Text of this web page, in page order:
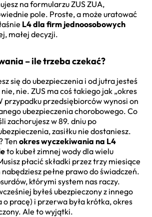
na formularzu ZUS ZUA,
pole. Proste, a może uratować
L4 dla firm jednoosobowych
małej decyzji.
– ile trzeba czekać?
się do ubezpieczenia i od jutra jesteś
nie. ZUS ma coś takiego jak „okres
przypadku przedsiębiorców wynosi on
ubezpieczenia chorobowego. Co
zachorujesz w 89. dniu po
zasiłku nie dostaniesz.
Ten okres wyczekiwania na L4
to kubeł zimnej wody dla wielu
płacić składki przez trzy miesiące
nabędziesz pełne prawo do świadczeń.
którymi system nas raczy.
byłeś ubezpieczony z innego
o pracę) i przerwa była krótka, okres
Ale to wyjątki.